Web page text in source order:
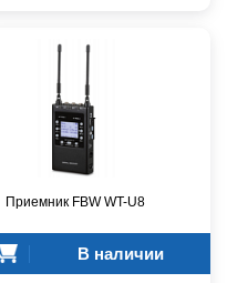
Приемник FBW WT-U8
В наличии